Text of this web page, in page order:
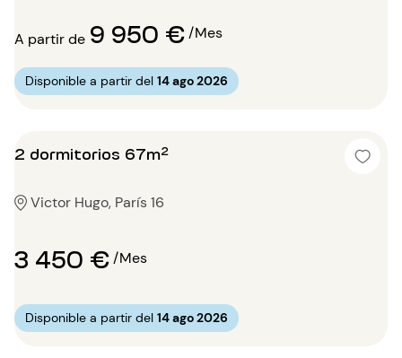
A partir de 9 950 €/Mes
Disponible a partir del 14 ago 2026
2 dormitorios 67m²
Victor Hugo, París 16
3 450 €/Mes
Disponible a partir del 14 ago 2026